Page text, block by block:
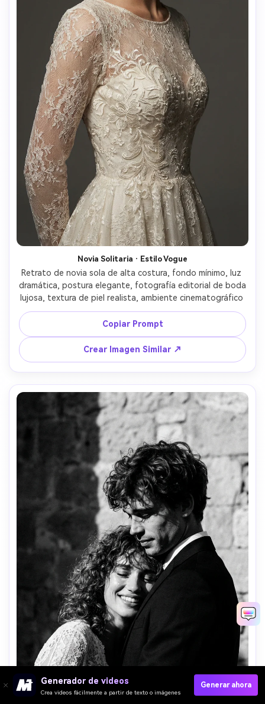
Novia Solitaria · Estilo Vogue
Retrato de novia sola de alta costura, fondo mínimo, luz
dramática, postura elegante, fotografía editorial de boda
Copiar Prompt
Crear Imagen Similar ↗
Generador de videos
Crea videos fácilmente a partir de texto o imágenes
Generar ahora